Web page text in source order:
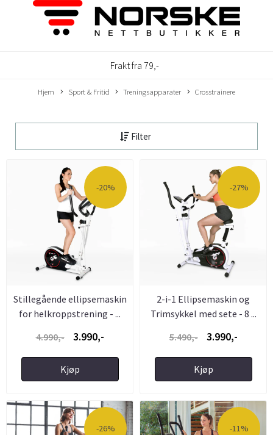
Frakt fra 79,-
Hjem Sport & Fritid Treningsapparater Crosstrainere
Filter
-20%
Stillegående ellipsemaskin
for helkroppstrening - ...
4.990,-
3.990,-
Kjøp
-27%
2-i-1 Ellipsemaskin og
Trimsykkel med sete - 8 ...
5.490,-
3.990,-
Kjøp
-26% -11%